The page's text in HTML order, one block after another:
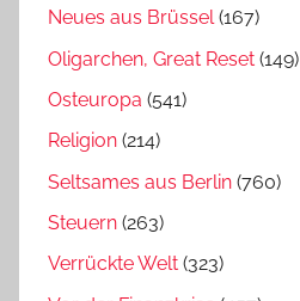
Neues aus Brüssel(167)
Oligarchen, Great Reset (149)
Osteuropa (541)
Religion (214)
Seltsames aus Berlin (760)
Steuern (263)
Verrückte Welt (323)